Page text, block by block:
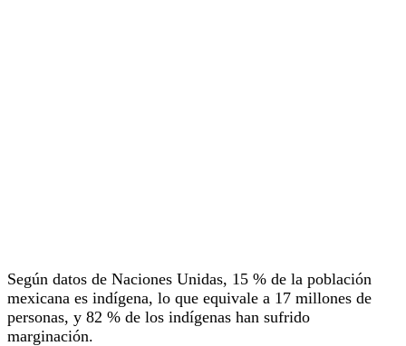
Según datos de Naciones Unidas, 15 % de la población
mexicana es indígena, lo que equivale a 17 millones de
personas, y 82 % de los indígenas han sufrido
marginación.